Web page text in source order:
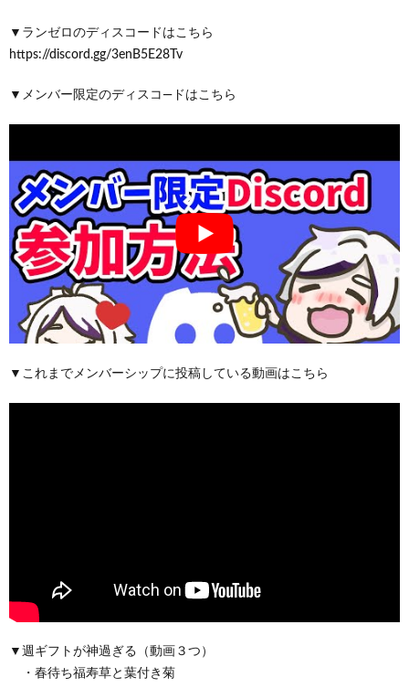
▼ランゼロのディスコードはこちら
https://discord.gg/3enB5E28Tv
▼メンバー限定のディスコ―ドはこちら
▼これまでメンバーシップに投稿している動画はこちら
▼週ギフトが神過ぎる（動画３つ）
・春待ち福寿草と葉付き菊